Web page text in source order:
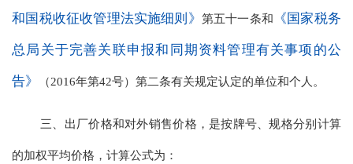
和国税收征收管理法实施细则》 第五十一条和 《国家税务
总局关于完善关联申报和同期资料管理有关事项的公
告》 （2016年第42号）第二条有关规定认定的单位和个人。
三、出厂价格和对外销售价格，是按牌号、规格分别计算
的加权平均价格，计算公式为：